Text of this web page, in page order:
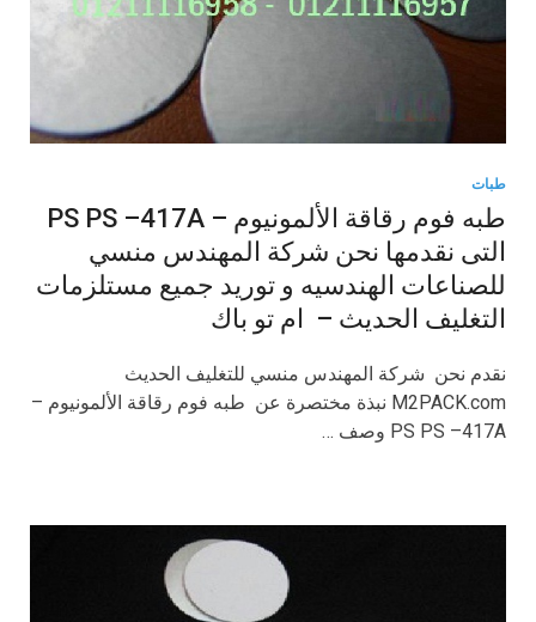
طبات
طبه فوم رقاقة الألمونيوم – PS PS –417A
التى نقدمها نحن شركة المهندس منسي
للصناعات الهندسيه و توريد جميع مستلزمات
التغليف الحديث – ام تو باك
نقدم نحن شركة المهندس منسي للتغليف الحديث
M2PACK.com نبذة مختصرة عن طبه فوم رقاقة الألمونيوم –
PS PS –417A وصف …